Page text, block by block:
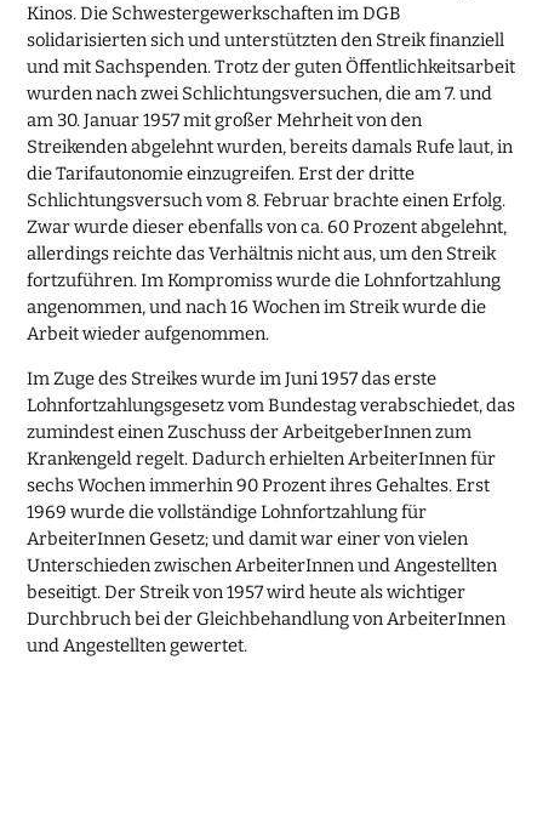
Kinos. Die Schwestergewerkschaften im DGB
solidarisierten sich und unterstützten den Streik finanziell
und mit Sachspenden. Trotz der guten Öffentlichkeitsarbeit
wurden nach zwei Schlichtungsversuchen, die am 7. und
am 30. Januar 1957 mit großer Mehrheit von den
Streikenden abgelehnt wurden, bereits damals Rufe laut, in
die Tarifautonomie einzugreifen. Erst der dritte
Schlichtungsversuch vom 8. Februar brachte einen Erfolg.
Zwar wurde dieser ebenfalls von ca. 60 Prozent abgelehnt,
allerdings reichte das Verhältnis nicht aus, um den Streik
fortzuführen. Im Kompromiss wurde die Lohnfortzahlung
angenommen, und nach 16 Wochen im Streik wurde die
Arbeit wieder aufgenommen.
Im Zuge des Streikes wurde im Juni 1957 das erste
Lohnfortzahlungsgesetz vom Bundestag verabschiedet, das
zumindest einen Zuschuss der ArbeitgeberInnen zum
Krankengeld regelt. Dadurch erhielten ArbeiterInnen für
sechs Wochen immerhin 90 Prozent ihres Gehaltes. Erst
1969 wurde die vollständige Lohnfortzahlung für
ArbeiterInnen Gesetz; und damit war einer von vielen
Unterschieden zwischen ArbeiterInnen und Angestellten
beseitigt. Der Streik von 1957 wird heute als wichtiger
Durchbruch bei der Gleichbehandlung von ArbeiterInnen
und Angestellten gewertet.